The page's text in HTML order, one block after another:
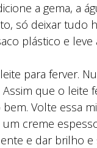
a gema, a
só deixar tudo
plástico e leve
para ferver.
que o leite
Volte essa
creme
e dar brilho e